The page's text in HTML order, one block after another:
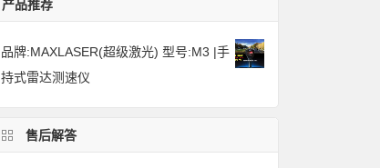
产品推荐
品牌:MAXLASER(超级激光) 型号:M3 |手
持式雷达测速仪
售后解答